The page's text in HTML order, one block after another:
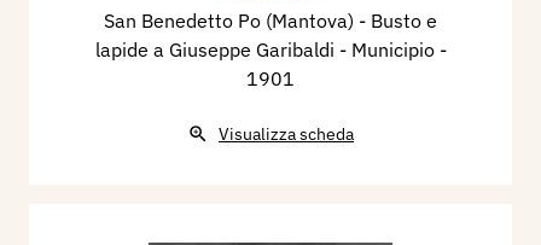
San Benedetto Po (Mantova) - Busto e
lapide a Giuseppe Garibaldi - Municipio -
1901
Visualizza scheda